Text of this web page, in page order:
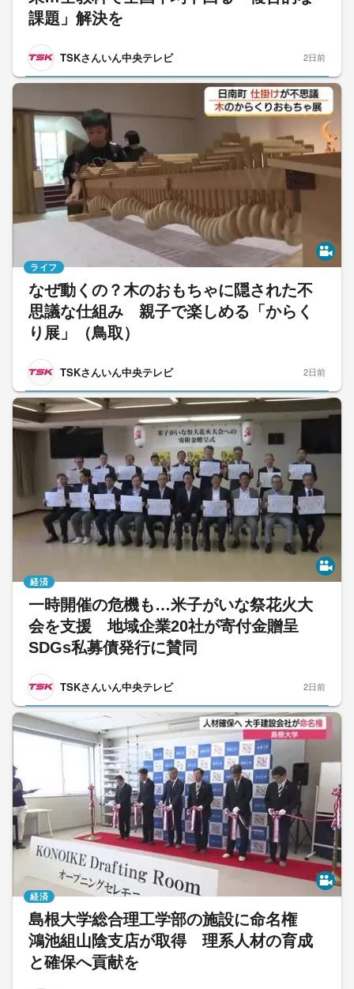
課題」解決を
TSKさんいん中央テレビ 2日前
なぜ動くの？木のおもちゃに隠された不
思議な仕組み 親子で楽しめる「からく
り展」（鳥取）
TSKさんいん中央テレビ
ライフ
2日前
一時開催の危機も…米子がいな祭花火大
会を支援 地域企業20社が寄付金贈呈
SDGs私募債発行に賛同
TSKさんいん中央テレビ
経済
2日前
島根大学総合理工学部の施設に命名権
鴻池組山陰支店が取得 理系人材の育成
と確保へ貢献を
経済